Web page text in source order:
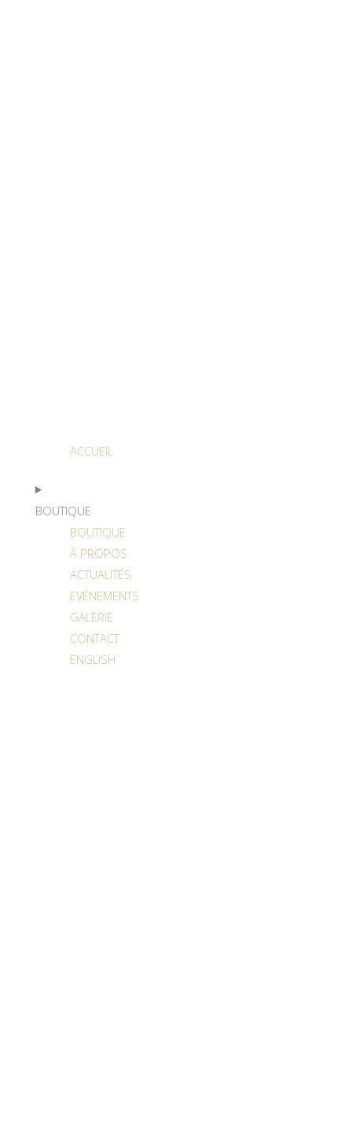
ACCUEIL
BOUTIQUE
BOUTIQUE
À PROPOS
ACTUALITÉS
EVÉNEMENTS
GALERIE
CONTACT
ENGLISH